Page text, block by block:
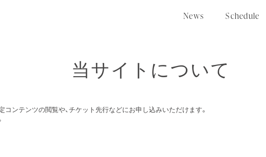
News Schedule
当サイトについて
コンテンツの閲覧や、チケット先行などにお申し込みいただけます。